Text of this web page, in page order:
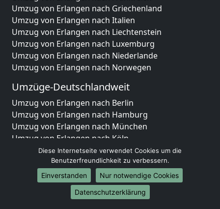
Umzug von Erlangen nach Griechenland
Umzug von Erlangen nach Italien
Umzug von Erlangen nach Liechtenstein
Umzug von Erlangen nach Luxemburg
Umzug von Erlangen nach Niederlande
Umzug von Erlangen nach Norwegen
Umzüge-Deutschlandweit
Umzug von Erlangen nach Berlin
Umzug von Erlangen nach Hamburg
Umzug von Erlangen nach München
Umzug von Erlangen nach Köln
Umzug von Erlangen nach Frankfurt am Main
Umzug von Erlangen nach Stuttgart
Umzug von Erlangen nach Düsseldorf
Umzug von Erlangen nach Leipzig
Umzug von Erlangen nach Dortmund
Diese Internetseite verwendet Cookies um die
Benutzerfreundlichkeit zu verbessern.
Einverstanden
Nur notwendige Cookies
Datenschutzerklärung